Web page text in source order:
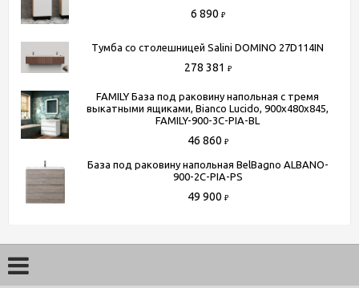
6 890 ₽
Тумба со столешницей Salini DOMINO 27D114IN
278 381 ₽
FAMILY База под раковину напольная с тремя
выкатными ящиками, Bianco Lucido, 900x480x845,
FAMILY-900-3C-PIA-BL
46 860 ₽
База под раковину напольная BelBagno ALBANO-
900-2C-PIA-PS
49 900 ₽